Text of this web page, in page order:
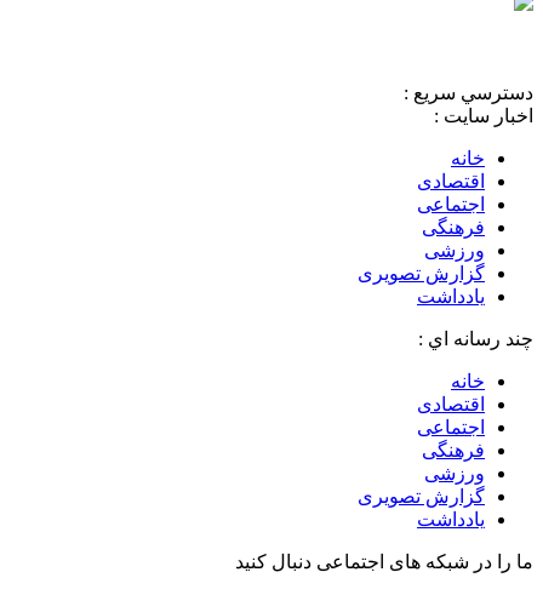
دسترسي سريع :
اخبار سایت :
خانه
اقتصادی
اجتماعی
فرهنگی
ورزشی
گزارش تصویری
یادداشت
چند رسانه اي :
خانه
اقتصادی
اجتماعی
فرهنگی
ورزشی
گزارش تصویری
یادداشت
ما را در شبکه های اجتماعی دنبال کنید